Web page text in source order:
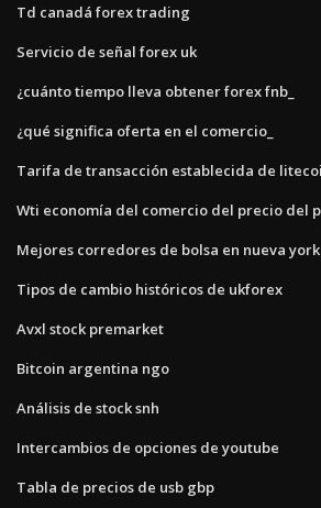
Td canadá forex trading
Servicio de señal forex uk
¿cuánto tiempo lleva obtener forex fnb_
¿qué significa oferta en el comercio_
Tarifa de transacción establecida de
Wti economía del comercio del precio del
Mejores corredores de bolsa en nueva york
Tipos de cambio históricos de ukforex
Avxl stock premarket
Bitcoin argentina ngo
Análisis de stock snh
Intercambios de opciones de youtube
Tabla de precios de usb gbp